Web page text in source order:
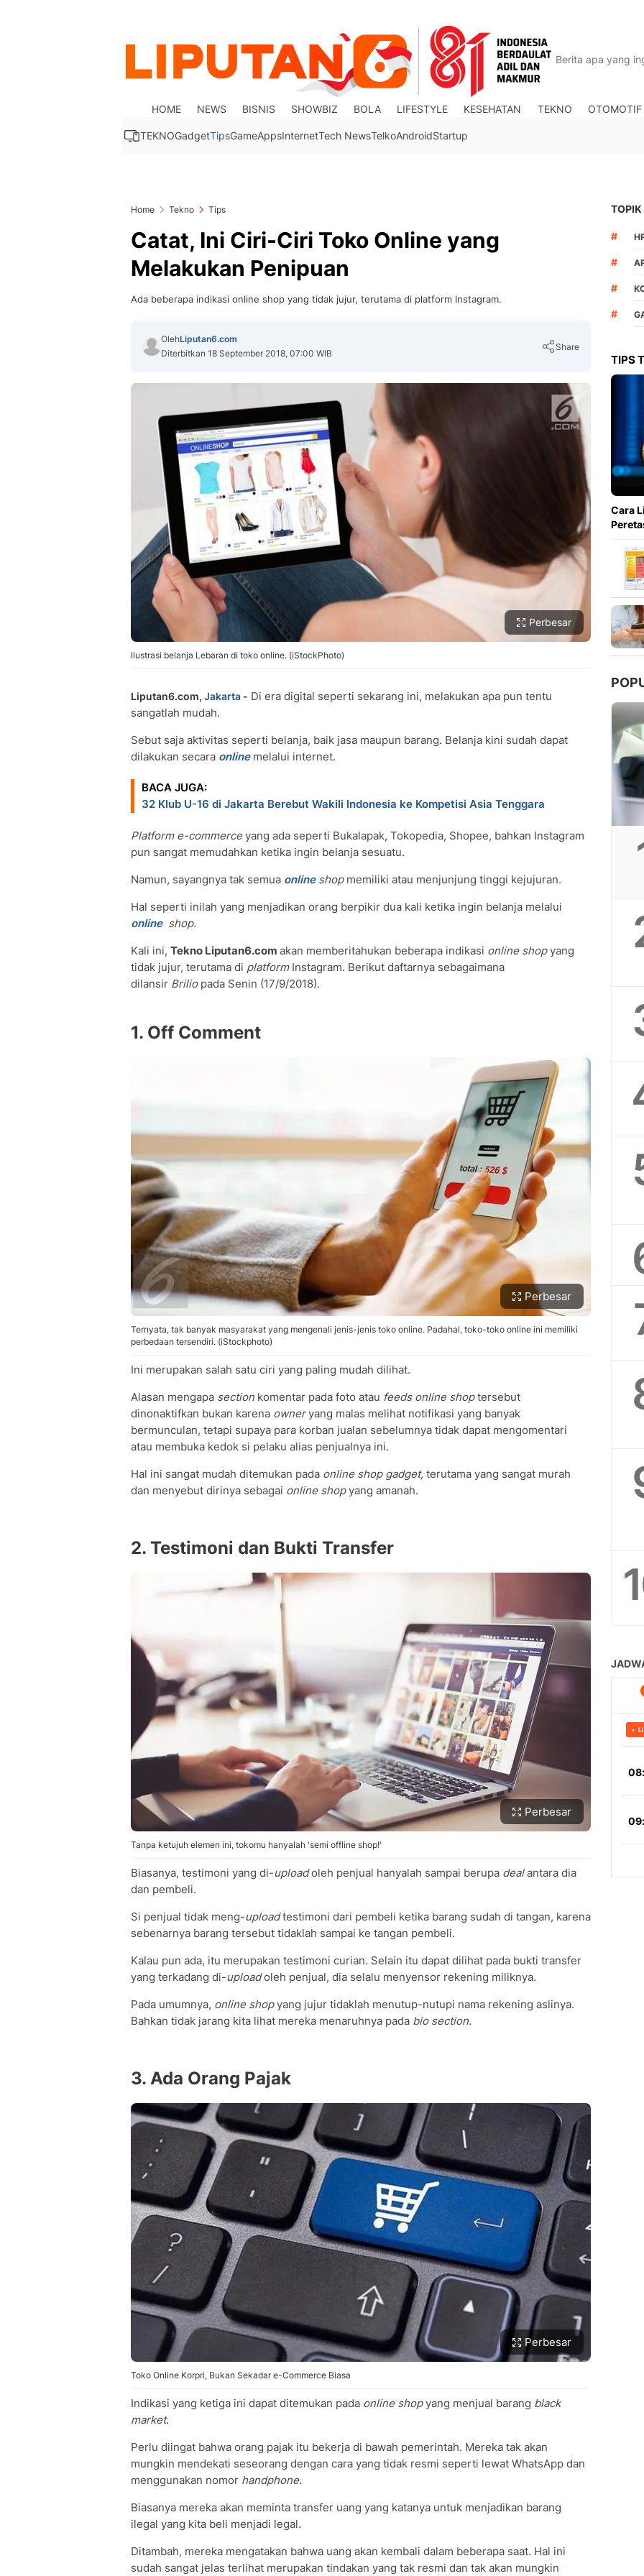
HOME NEWS BISNIS SHOWBIZ BOLA LIFESTYLE KESEHATAN TEKNO OTOMOTIF
TEKNOGadgetTipsGameAppsInternetTech NewsTelkoAndroidStartup
Home Tekno Tips
Catat, Ini Ciri-Ciri Toko Online yang
Melakukan Penipuan
Ada beberapa indikasi online shop yang tidak jujur, terutama di platform Instagram.
OlehLiputan6.com
Diterbitkan 18 September 2018, 07:00 WIB
Share
Copy Link
Perbesar
Ilustrasi belanja Lebaran di toko online. (iStockPhoto)
Liputan6.com, Jakarta - Di era digital seperti sekarang ini, melakukan apa pun tentu
sangatlah mudah.
Sebut saja aktivitas seperti belanja, baik jasa maupun barang. Belanja kini sudah dapat
dilakukan secara online melalui internet.
BACA JUGA:
32 Klub U-16 di Jakarta Berebut Wakili Indonesia ke Kompetisi Asia Tenggara
Platform e-commerceyang ada seperti Bukalapak, Tokopedia, Shopee, bahkan Instagram
pun sangat memudahkan ketika ingin belanja sesuatu.
Namun, sayangnya tak semua online shopmemiliki atau menjunjung tinggi kejujuran.
Hal seperti inilah yang menjadikan orang berpikir dua kali ketika ingin belanja melalui
online shop.
Kali ini, Tekno Liputan6.com akan memberitahukan beberapa indikasi online shopyang
tidak jujur, terutama di platformInstagram. Berikut daftarnya sebagaimana
dilansir Brilio pada Senin (17/9/2018).
1. Off Comment
Perbesar
Ternyata, tak banyak masyarakat yang mengenali jenis-jenis toko online. Padahal, toko-toko online ini memiliki
perbedaan tersendiri. (iStockphoto)
Ini merupakan salah satu ciri yang paling mudah dilihat.
Alasan mengapa section komentar pada foto atau feeds online shoptersebut
dinonaktifkan bukan karena owneryang malas melihat notifikasi yang banyak
bermunculan, tetapi supaya para korban jualan sebelumnya tidak dapat mengomentari
atau membuka kedok si pelaku alias penjualnya ini.
Hal ini sangat mudah ditemukan pada online shop gadget, terutama yang sangat murah
dan menyebut dirinya sebagai online shopyang amanah.
2. Testimoni dan Bukti Transfer
Perbesar
Tanpa ketujuh elemen ini, tokomu hanyalah 'semi offline shop!'
Biasanya, testimoni yang di-uploadoleh penjual hanyalah sampai berupa dealantara dia
dan pembeli.
Si penjual tidak meng-uploadtestimoni dari pembeli ketika barang sudah di tangan, karena
sebenarnya barang tersebut tidaklah sampai ke tangan pembeli.
Kalau pun ada, itu merupakan testimoni curian. Selain itu dapat dilihat pada bukti transfer
yang terkadang di-uploadoleh penjual, dia selalu menyensor rekening miliknya.
Pada umumnya, online shopyang jujur tidaklah menutup-nutupi nama rekening aslinya.
Bahkan tidak jarang kita lihat mereka menaruhnya pada bio section.
3. Ada Orang Pajak
Perbesar
Toko Online Korpri, Bukan Sekadar e-Commerce Biasa
Indikasi yang ketiga ini dapat ditemukan pada online shopyang menjual barang black
market.
Perlu diingat bahwa orang pajak itu bekerja di bawah pemerintah. Mereka tak akan
mungkin mendekati seseorang dengan cara yang tidak resmi seperti lewat WhatsApp dan
menggunakan nomor handphone.
Biasanya mereka akan meminta transfer uang yang katanya untuk menjadikan barang
ilegal yang kita beli menjadi legal.
Ditambah, mereka mengatakan bahwa uang akan kembali dalam beberapa saat. Hal ini
sudah sangat jelas terlihat merupakan tindakan yang tak resmi dan tak akan mungkin
TOPIK
#
#
#
#
TIPS
Cara